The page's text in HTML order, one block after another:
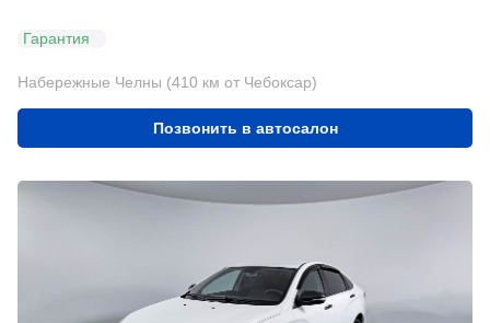
Гарантия
Набережные Челны (410 км от Чебоксар)
Позвонить в автосалон